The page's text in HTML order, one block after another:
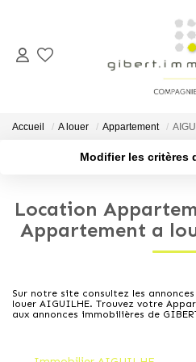
Accueil A louer Appartement
Modifier les critères
Sélectionnez...
Type de bien
Créer une alerte
Location
Appartement a
Sur notre site consultez les
louer AIGUILHE. Trouvez votre
aux annonces immobilières de